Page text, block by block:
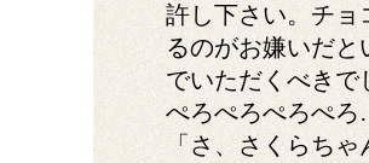
許し下さい。チョ
るのがお嫌いだ
でいただくべき
ぺろぺろぺろぺ
「さ、さくらち